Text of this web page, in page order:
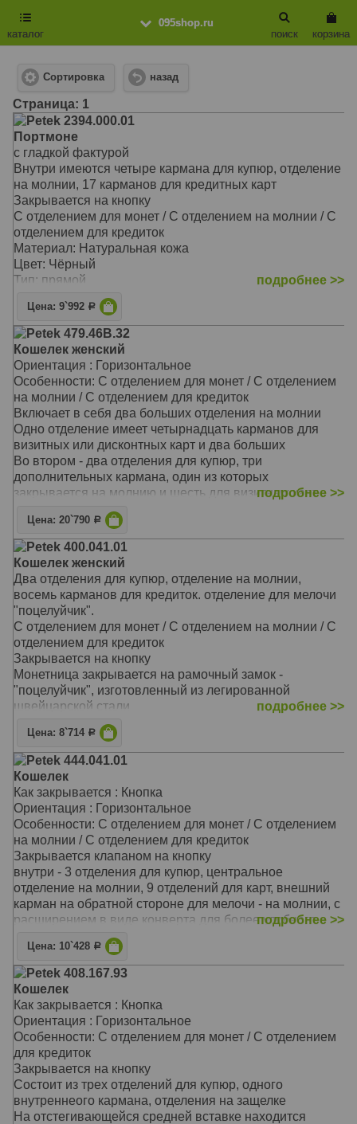
095shop.ru
каталог
корзина
поиск
Сортировка назад
Cтраница: 1
Petek 2394.000.01
Портмоне
с гладкой фактурой
Внутри имеются четыре кармана для купюр, отделение
на молнии, 17 карманов для кредитных карт
Закрывается на кнопку
С отделением для монет / С отделением на молнии / С
отделением для кредиток
Материал: Натуральная кожа
Цвет: Чёрный
Тип: прямой
Размер: 10,0х18,0 см
подробнее >>
Цена: 9`992 Р
Petek 479.46B.32
Кошелек женский
Ориентация : Горизонтальное
Особенности: С отделением для монет / С отделением
на молнии / С отделением для кредиток
Включает в себя два больших отделения на молнии
Одно отделение имеет четырнадцать карманов для
визитных или дисконтных карт и два больших
Во втором - два отделения для купюр, три
дополнительных кармана, один из которых
закрывается на молнию и шесть для визитных карт
Материал: Натуральная кожа
Цвет: Голубой
Тип: прямой
Размер: 18,0х9,5х4,0 см
подробнее >>
Цена: 20`790 Р
Petek 400.041.01
Кошелек женский
Два отделения для купюр, отделение на молнии,
восемь карманов для кредиток. отделение для мелочи
"поцелуйчик".
С отделением для монет / С отделением на молнии / С
отделением для кредиток
Закрывается на кнопку
Монетница закрывается на рамочный замок -
"поцелуйчик", изготовленный из легированной
швейцарской стали
На внутренней задней стенке расположены три
прорезных кармана для кредитных карточек
На закрывающемся блоке имеются еще пять
прорезных карманов для карточек, окошко для
документов из прозрачной прочной сетки и одно
дополнительное отделение
Перед монетницей на внешней стороне находятся два
кармашка для карточек и одно дополнительное
отделение для бумаг на всю длину портмоне
Материал: Натуральная кожа
Цвет: Чёрный
Тип: прямой
Размер: 19,0х10,0 см
подробнее >>
Цена: 8`714 Р
Petek 444.041.01
Кошелек
Как закрывается : Кнопка
Ориентация : Горизонтальное
Особенности: С отделением для монет / С отделением
на молнии / С отделением для кредиток
Закрывается клапаном на кнопку
внутри - 3 отделения для купюр, центральное
отделение на молнии, 9 отделений для карт, внешний
карман на обратной стороне для мелочи - на молнии, с
расширением в виде конверта для более удобного
доступа к монетам
Материал: Натуральная кожа
Цвет: Чёрный
Тип: прямой
Размер: 19,5x10,5x2,5 см
подробнее >>
Цена: 10`428 Р
Petek 408.167.93
Кошелек
Как закрывается : Кнопка
Ориентация : Горизонтальное
Особенности: С отделением для монет / С отделением
для кредиток
Закрывается на кнопку
Состоит из трех отделений для купюр, одного
внутреннеого кармана, отделения на защелке
На отстегивающейся средней вставке находится